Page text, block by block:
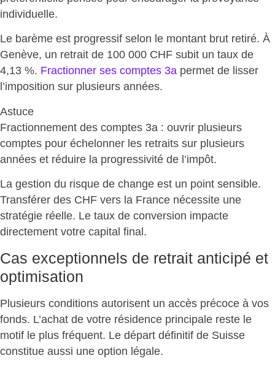
individuelle.
Le barème est progressif selon le montant brut retiré. À
Genève, un retrait de 100 000 CHF subit un taux de
4,13 %. Fractionner ses comptes 3a permet de lisser
l’imposition sur plusieurs années.
Astuce
Fractionnement des comptes 3a : ouvrir plusieurs
comptes pour échelonner les retraits sur plusieurs
années et réduire la progressivité de l’impôt.
La gestion du risque de change est un point sensible.
Transférer des CHF vers la France nécessite une
stratégie réelle. Le taux de conversion impacte
directement votre capital final .
Cas exceptionnels de retrait anticipé et
optimisation
Plusieurs conditions autorisent un accès précoce à vos
fonds. L’achat de votre résidence principale reste le
motif le plus fréquent. Le départ définitif de Suisse
constitue aussi une option légale.